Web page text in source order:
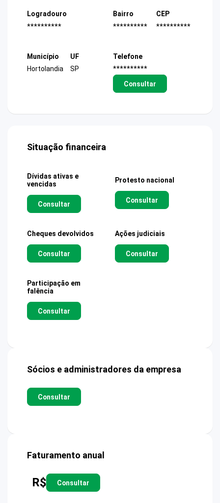
Logradouro
**********
Bairro
**********
CEP
**********
Município
Hortolandia
UF
SP
Telefone
**********
Consultar
Situação financeira
Dívidas ativas e
vencidas
Consultar
Protesto nacional
Consultar
Cheques devolvidos
Consultar
Ações judiciais
Consultar
Participação em
falência
Consultar
Sócios e administradores da empresa
Consultar
Faturamento anual
R$ Consultar